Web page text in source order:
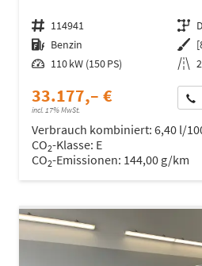
Fahrzeugnr. 114941 Getriebe
Kraftstoff Benzin Außenfarbe
Leistung 110 kW (150 PS) Kilometerstand
33.177,– €
incl. 17% MwSt.
Verbrauch kombiniert: 6,40 l/
CO2-Klasse: E
CO2-Emissionen: 144,00 g/km